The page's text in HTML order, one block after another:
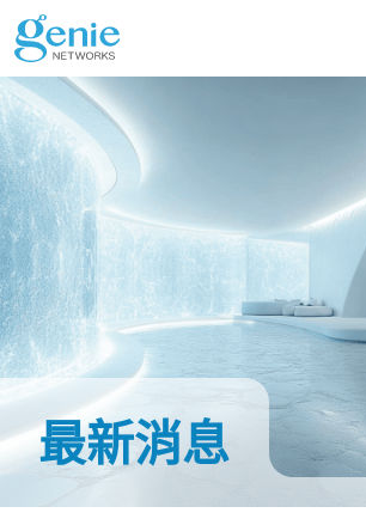
產品
GenieATM系列
GenieATM
深度流量透析與超高速 DDoS 攻擊防護
GenieATM FLB
解決方案
AI 驅動網路安全分析
提供智能流量檢測的主動式資安防禦
內容中心
投資人專區
最新消息